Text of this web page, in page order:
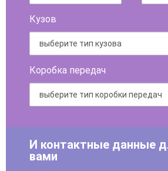
Кузов
Коробка передач
И контактные данные
вами